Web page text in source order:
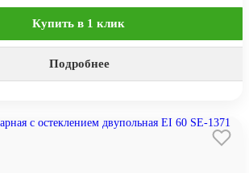
Купить в 1 клик
Подробнее